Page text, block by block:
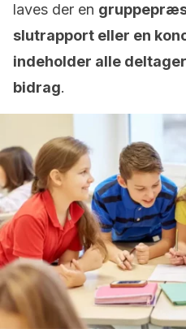
laves der en
slutrapport eller en
indeholder alle
bidrag.